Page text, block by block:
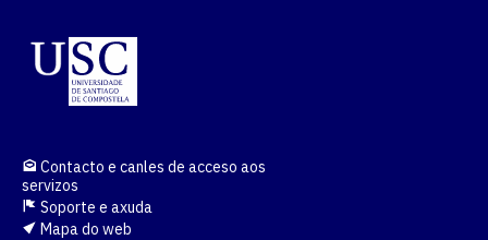
Contacto e canles de acceso aos
servizos
Soporte e axuda
Mapa do web